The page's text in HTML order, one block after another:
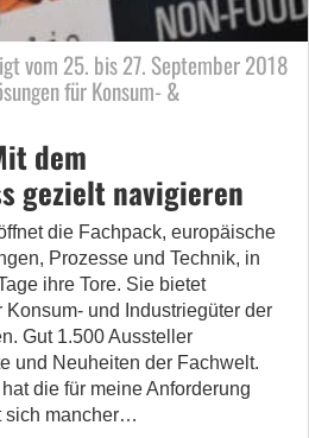
vom 25. bis 27. September 2018
für Konsum- &
dem
gezielt navigieren
die Fachpack, europäische
Prozesse und Technik, in
ihre Tore. Sie bietet
und Industriegüter der
Gut 1.500 Aussteller
und Neuheiten der Fachwelt.
die für meine Anforderung
sich mancher…